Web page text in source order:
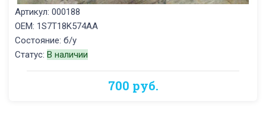
Артикул: 000188
OEM: 1S7T18K574AA
Состояние: б/у
Статус: В наличии
700 руб.